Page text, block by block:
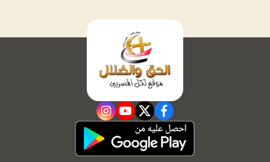
facebook
twitter
youtube
instagram